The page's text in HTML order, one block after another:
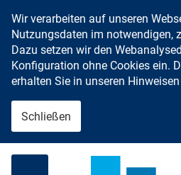
Wir verarbeiten auf unseren
Nutzungsdaten im notwendigen,
Dazu setzen wir den
Konfiguration ohne Cookies ein.
erhalten Sie in unseren
Schließen